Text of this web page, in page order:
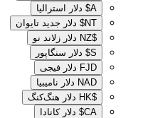
A$
دلار استرالیا
NT$
دلار جدید تایوان
$NZ
دلار زلاند نو
S$
دلار سنگاپور
FJD دلار فیجی
NAD دلار نامیبیا
$HK
دلار هنگ‌کنگ
CA$
دلار کانادا